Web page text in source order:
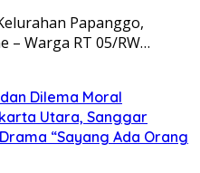
Papanggo,
– Warga RT 05/RW…
Dilema Moral
Utara, Sanggar
“Sayang Ada Orang